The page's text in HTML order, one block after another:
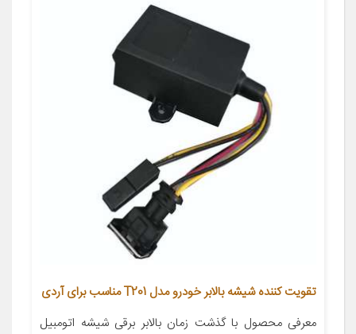
تقویت کننده شیشه بالابر خودرو مدل T201 مناسب برای آردی
معرفی محصول با گذشت زمان بالابر برقی شیشه اتومبیل